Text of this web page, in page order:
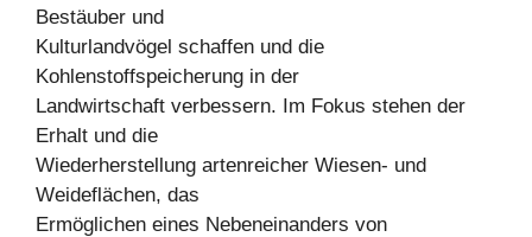
Bestäuber und
Kulturlandvögel schaffen und die
Kohlenstoffspeicherung in der
Landwirtschaft verbessern. Im Fokus stehen der
Erhalt und die
Wiederherstellung artenreicher Wiesen- und
Weideflächen, das
Ermöglichen eines Nebeneinanders von